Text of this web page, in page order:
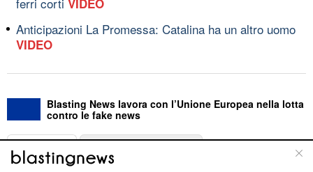
Anticipazioni La Promessa: Catalina ha un altro uomo
VIDEO
Blasting News lavora con l’Unione Europea nella lotta
contro le fake news
ABOUT